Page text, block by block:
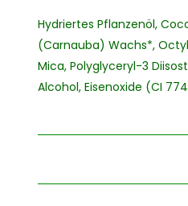
Hydriertes Pflanzenöl,
(Carnauba) Wachs*,
Mica, Polyglyceryl-3
Alcohol, Eisenoxide (CI